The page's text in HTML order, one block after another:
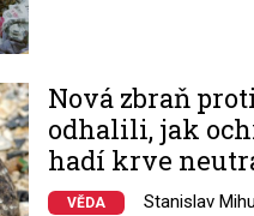
Nová zbraň
odhalili, jak
hadí krve
VĚDA Stanislav